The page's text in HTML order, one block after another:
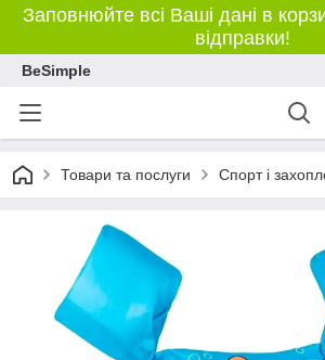
Заповнюйте всі Ваші дані в
відправки!
BeSimple
Товари та послуги Спорт і